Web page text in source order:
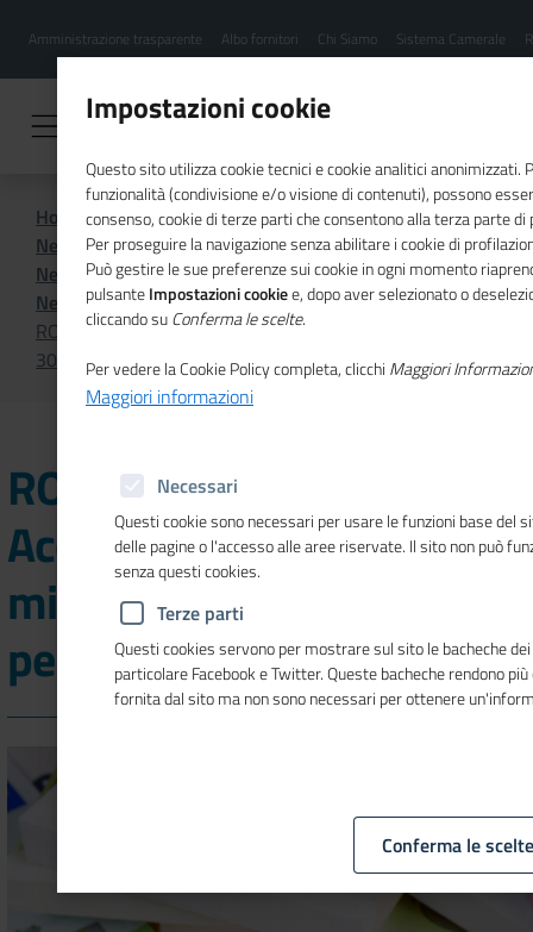
contenuto
Menu
hamburgher
Amministrazione trasparente Albo fornitori Chi Siamo Sistema Camerale
Home
Sistema Camerale
News dal sistema camerale
News dal sistema camerale - Archivio 2025
News dal sistema camerale - Ottobre 2025
ROMAGNA - Bando AccelerUP 2025, nuova misura da
300.000 euro per cinque startup
ROMAGNA - Bando
AccelerUP 2025, nuova
misura da 300.000 euro
per cinque startup
Impostazioni cookie
Questo sito utilizza cookie tecnici e cookie analitici anonimizzati.
funzionalità (condivisione e/o visione di contenuti), possono
consenso, cookie di terze parti che consentono alla terza parte
Per proseguire la navigazione senza abilitare i cookie di
Può gestire le sue preferenze sui cookie in ogni momento
pulsanteImpostazioni cookiee, dopo aver selezionato o
cliccando suConferma le scelte.
Per vedere la Cookie Policy completa, clicchi Maggiori
Maggiori informazioni
Necessari
Questi cookie sono necessari per usare le funzioni base del
delle pagine o l'accesso alle aree riservate. Il sito non può
senza questi cookies.
Terze parti
Questi cookies servono per mostrare sul sito le bacheche
particolare Facebook e Twitter. Queste bacheche rendono
fornita dal sito ma non sono necessari per ottenere
Conferma le scelte